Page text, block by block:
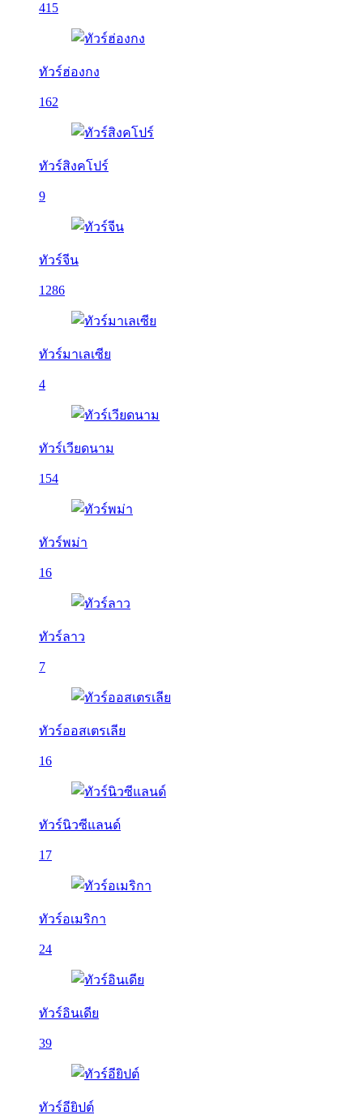
415
ทัวร์ฮ่องกง
162
ทัวร์สิงคโปร์
9
ทัวร์จีน
1286
ทัวร์มาเลเซีย
4
ทัวร์เวียดนาม
154
ทัวร์พม่า
16
ทัวร์ลาว
7
ทัวร์ออสเตรเลีย
16
ทัวร์นิวซีแลนด์
17
ทัวร์อเมริกา
24
ทัวร์อินเดีย
39
ทัวร์อียิปต์